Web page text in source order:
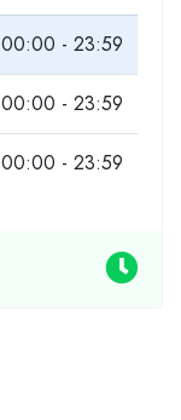
00:00 - 23:59
00:00 - 23:59
00:00 - 23:59